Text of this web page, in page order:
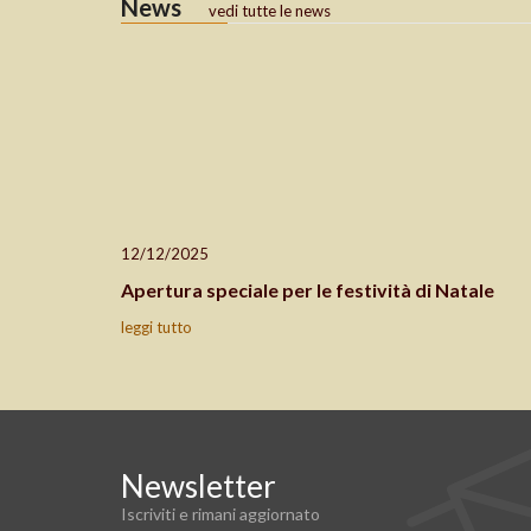
News vedi tutte le news
12/12/2025
Apertura speciale per le festività di Natale
leggi tutto
Newsletter
Iscriviti e rimani aggiornato